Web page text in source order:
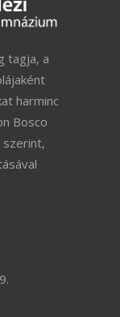
tagja, a
harminc
Bosco